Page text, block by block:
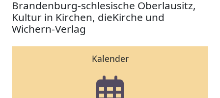
Brandenburg-schlesische Oberlausitz,
Kultur in Kirchen, dieKirche und
Wichern-Verlag
Kalender